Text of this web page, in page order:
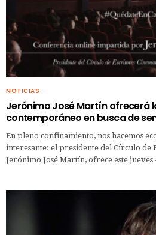
NOTICIAS
Jerónimo José Martín ofrecerá
contemporáneo en busca de
En pleno confinamiento, nos hacemos
interesante: el presidente del Círculo de
Jerónimo José Martín, ofrece este